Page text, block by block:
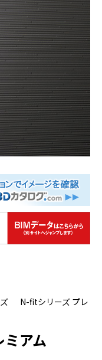
ズ N-fitシリーズ プレ
アム